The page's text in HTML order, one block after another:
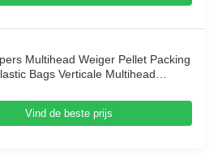
Multihead Weiger Pellet Packing
Bags Verticale Multihead
Vind de beste prijs